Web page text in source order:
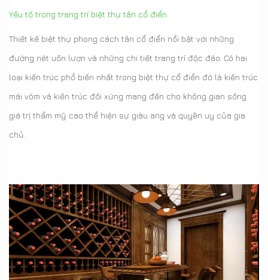
Yếu tố trong trang trí biệt thự tân cổ điển
Thiết kế biệt thự phong cách tân cổ điển nổi bật với những
đường nét uốn lượn và những chi tiết trang trí độc đáo. Có hai
loại kiến trúc phổ biến nhất trong biệt thự cổ điển đó là kiến trúc
mái vòm và kiến trúc đối xứng mang đến cho không gian sống
giá trị thẩm mỹ cao thể hiện sự giàu ang và quyền uy của gia
chủ.